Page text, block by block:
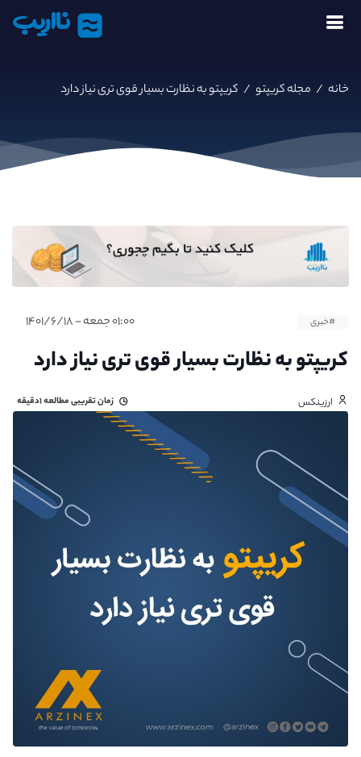
نااریب
خانه / مجله کریپتو / کریپتو به نظارت بسیار قوی تری نیاز دارد
#خبری ۰۱:۰۰ جمعه - ۱۴۰۱/۶/۱۸
کریپتو به نظارت بسیار قوی تری نیاز دارد
ارزینکس زمان تقریبی مطالعه۱دقیقه